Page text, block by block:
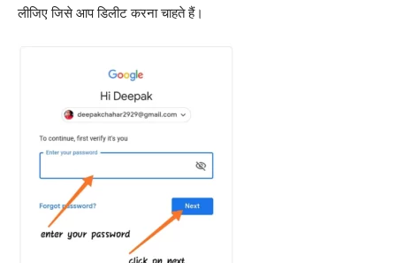
लीजिए जिसे आप डिलीट करना चाहते हैं।